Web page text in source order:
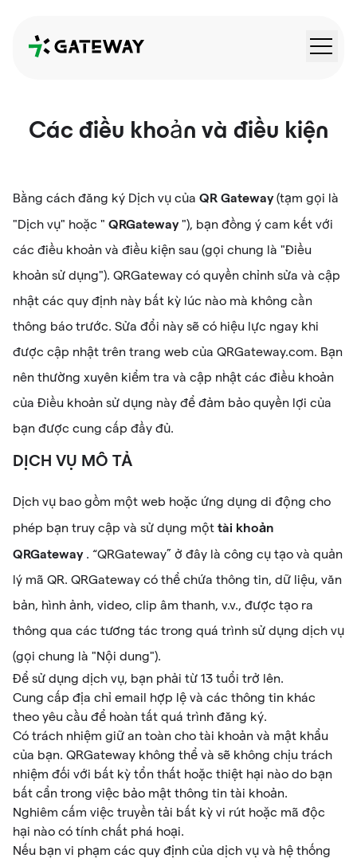
QRGateway
Các điều khoản và điều kiện
Bằng cách đăng ký Dịch vụ của QR Gateway(tạm gọi là
"Dịch vụ" hoặc " QRGateway"), bạn đồng ý cam kết với
các điều khoản và điều kiện sau (gọi chung là "Điều
khoản sử dụng"). QRGateway có quyền chỉnh sửa và cập
nhật các quy định này bất kỳ lúc nào mà không cần
thông báo trước. Sửa đổi này sẽ có hiệu lực ngay khi
được cập nhật trên trang web của QRGateway.com. Bạn
nên thường xuyên kiểm tra và cập nhật các điều khoản
của Điều khoản sử dụng này để đảm bảo quyền lợi của
bạn được cung cấp đầy đủ.
DỊCH VỤ MÔ TẢ
Dịch vụ bao gồm một web hoặc ứng dụng di động cho
phép bạn truy cập và sử dụng một tài khoản
QRGateway. “QRGateway” ở đây là công cụ tạo và quản
lý mã QR. QRGateway có thể chứa thông tin, dữ liệu, văn
bản, hình ảnh, video, clip âm thanh, v.v., được tạo ra
thông qua các tương tác trong quá trình sử dụng dịch vụ
(gọi chung là "Nội dung").
Để sử dụng dịch vụ, bạn phải từ 13 tuổi trở lên.
Cung cấp địa chỉ email hợp lệ và các thông tin khác
theo yêu cầu để hoàn tất quá trình đăng ký.
Có trách nhiệm giữ an toàn cho tài khoản và mật khẩu
của bạn. QRGateway không thể và sẽ không chịu trách
nhiệm đối với bất kỳ tổn thất hoặc thiệt hại nào do bạn
bất cẩn trong việc bảo mật thông tin tài khoản.
Nghiêm cấm việc truyền tải bất kỳ vi rút hoặc mã độc
hại nào có tính chất phá hoại.
Nếu bạn vi phạm các quy định của dịch vụ và hệ thống